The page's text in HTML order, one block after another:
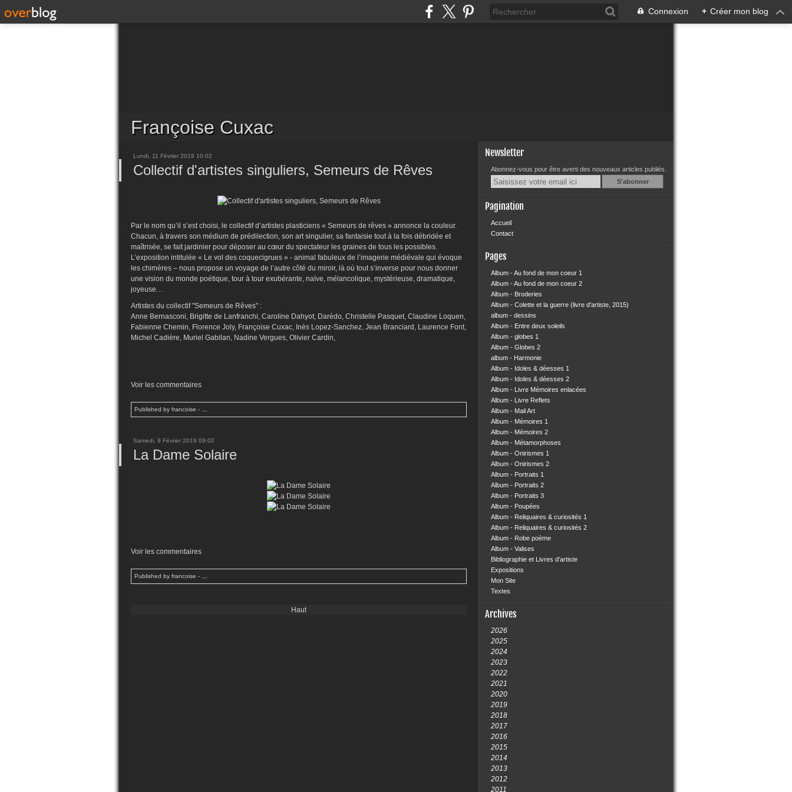
Connexion + Créer mon blog
Françoise Cuxac
Lundi, 11 Février 2019 10:02
Collectif d'artistes singuliers, Semeurs de Rêves
Par le nom qu’il s’est choisi, le collectif d’artistes plasticiens « Semeurs de rêves » annonce la couleur.
Chacun, à travers son médium de prédilection, son art singulier, sa fantaisie tout à la fois débridée et
maîtrisée, se fait jardinier pour déposer au cœur du spectateur les graines de tous les possibles.
L’exposition intitulée « Le vol des coquecigrues » - animal fabuleux de l’imagerie médiévale qui évoque
les chimères – nous propose un voyage de l’autre côté du miroir, là où tout s’inverse pour nous donner
une vision du monde poétique, tour à tour exubérante, naïve, mélancolique, mystérieuse, dramatique,
joyeuse…
Artistes du collectif"Semeurs de Rêves" :
Anne Bernasconi, Brigitte de Lanfranchi, Caroline Dahyot, Darédo, Christelle Pasquet, Claudine Loquen,
Fabienne Chemin, Florence Joly, Françoise Cuxac, Inès Lopez-Sanchez, Jean Branciard, Laurence Font,
Michel Cadière, Muriel Gabilan, Nadine Vergues, Olivier Cardin,
Voir les commentaires
Published by francoise -
Samedi, 9 Février 2019 09:02
La Dame Solaire
Voir les commentaires
Published by francoise -
Haut
Newsletter
Abonnez-vous pour être averti des nouveaux articles publiés.
Email
Pagination
Accueil
Contact
Pages
Album - Au fond de mon coeur 1
Album - Au fond de mon coeur 2
Album - Broderies
Album - Colette et la guerre (livre d'artiste, 2015)
album - dessins
Album - Entre deux soleils
Album - globes 1
Album - Globes 2
album - Harmonie
Album - Idoles & déesses 1
Album - Idoles & déesses 2
Album - Livre Mémoires enlacées
Album - Livre Reflets
Album - Mail Art
Album - Mémoires 1
Album - Mémoires 2
Album - Métamorphoses
Album - Onirismes 1
Album - Onirismes 2
Album - Portraits 1
Album - Portraits 2
Album - Portraits 3
Album - Poupées
Album - Reliquaires & curiosités 1
Album - Reliquaires & curiosités 2
Album - Robe poème
Album - Valises
Bibliographie et Livres d'artiste
Expositions
Mon Site
Textes
Archives
2026
2025
2024
2023
2022
2021
2020
2019
2018
2017
2016
2015
2014
2013
2012
2011